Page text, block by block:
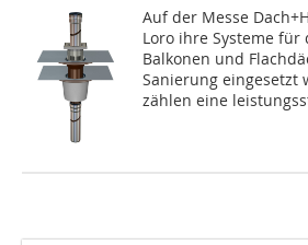
Auf der Messe
Loro ihre Systeme für
Balkonen und
Sanierung eingesetzt
zählen eine